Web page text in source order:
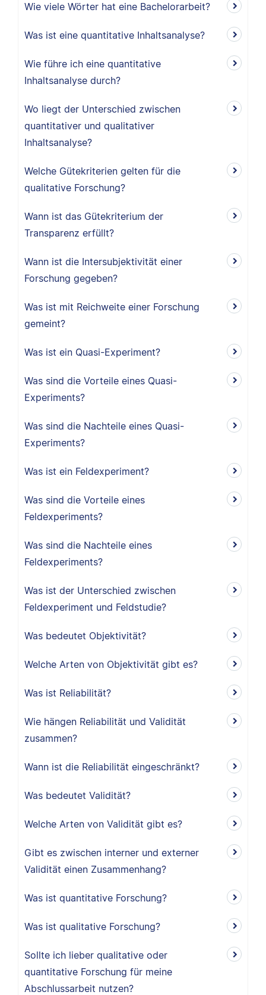
Wie viele Wörter hat eine Bachelorarbeit?
Was ist eine quantitative Inhaltsanalyse?
Wie führe ich eine quantitative
Inhaltsanalyse durch?
Wo liegt der Unterschied zwischen
quantitativer und qualitativer
Inhaltsanalyse?
Welche Gütekriterien gelten für die
qualitative Forschung?
Wann ist das Gütekriterium der
Transparenz erfüllt?
Wann ist die Intersubjektivität einer
Forschung gegeben?
Was ist mit Reichweite einer Forschung
gemeint?
Was ist ein Quasi-Experiment?
Was sind die Vorteile eines Quasi-
Experiments?
Was sind die Nachteile eines Quasi-
Experiments?
Was ist ein Feldexperiment?
Was sind die Vorteile eines
Feldexperiments?
Was sind die Nachteile eines
Feldexperiments?
Was ist der Unterschied zwischen
Feldexperiment und Feldstudie?
Was bedeutet Objektivität?
Welche Arten von Objektivität gibt es?
Was ist Reliabilität?
Wie hängen Reliabilität und Validität
zusammen?
Wann ist die Reliabilität eingeschränkt?
Was bedeutet Validität?
Welche Arten von Validität gibt es?
Gibt es zwischen interner und externer
Validität einen Zusammenhang?
Was ist quantitative Forschung?
Was ist qualitative Forschung?
Sollte ich lieber qualitative oder
quantitative Forschung für meine
Abschlussarbeit nutzen?